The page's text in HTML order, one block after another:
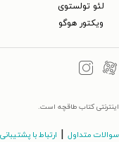
لئو تولستوی
ویکتور هوگو
کتاب طاقچه است.
سوالات متداول ارتباط با پشتیبانی